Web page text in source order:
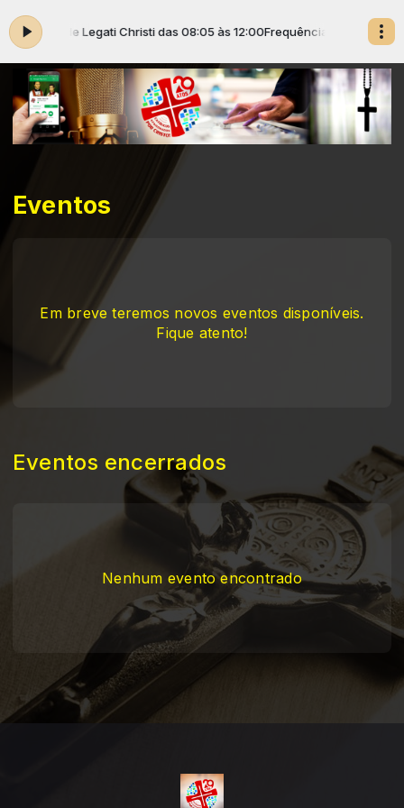
Legati Christi das 08:05 às 12:00Frequência Antenados ao
Eventos
Em breve teremos novos eventos disponíveis.
Fique atento!
Eventos encerrados
Nenhum evento encontrado